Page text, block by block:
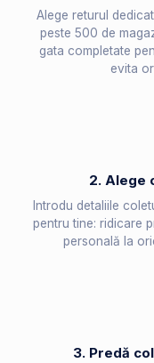
Alege returul
peste 500 de
gata completate
evita
2. Alege
Introdu detaliile
pentru tine: ridicare
personală la
3. Predă